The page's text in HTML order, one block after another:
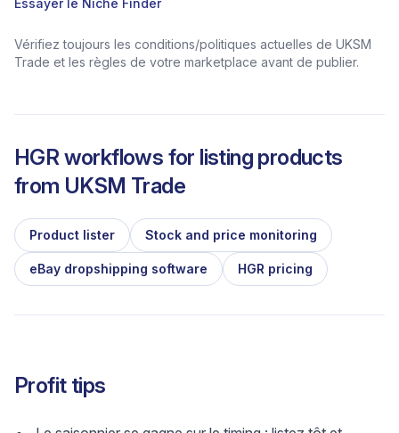
Essayer le Niche Finder
Vérifiez toujours les conditions/politiques actuelles de UKSM
Trade et les règles de votre marketplace avant de publier.
HGR workflows for listing products
from UKSM Trade
Product lister Stock and price monitoring
eBay dropshipping software HGR pricing
Profit tips